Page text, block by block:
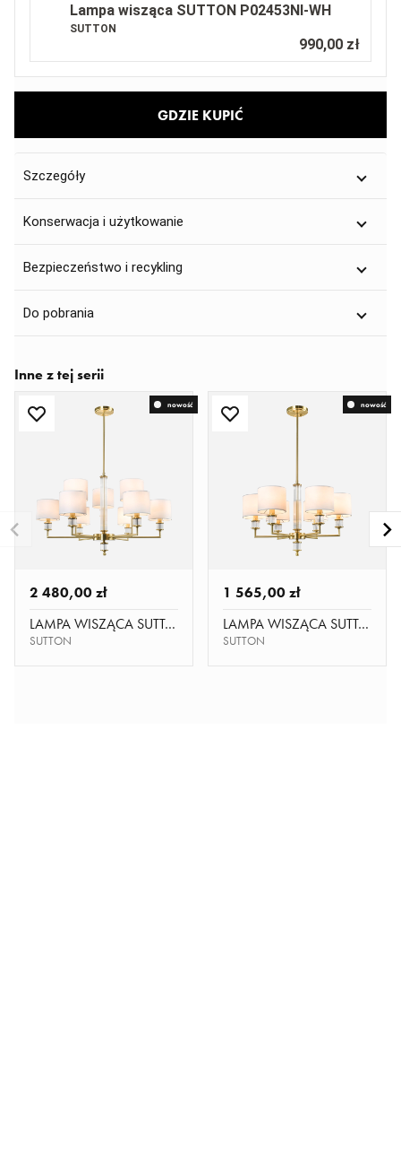
Lampa wisząca SUTTON P02453NI-WH
SUTTON
990,00 zł
GDZIE KUPIĆ
Szczegóły
Konserwacja i użytkowanie
Bezpieczeństwo i recykling
Do pobrania
Inne z tej serii
nowość
2 480,00 zł
LAMPA WISZĄCA SUTTON P09685BR-WH
SUTTON
nowość
1 565,00 zł
LAMPA WISZĄCA SUTTON P06692BR-WH
SUTTON